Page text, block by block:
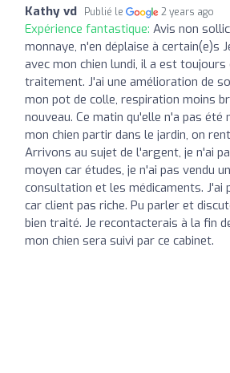
Kathy vd Publié le 2 years ago
Expérience fantastique: Avis non
monnaye, n'en déplaise à certain(e)s
avec mon chien lundi, il a est toujours
traitement. J'ai une amélioration de
mon pot de colle, respiration moins
nouveau. Ce matin qu'elle n'a pas été
mon chien partir dans le jardin, on
Arrivons au sujet de l'argent, je n'ai
moyen car études, je n'ai pas vendu
consultation et les médicaments. J'ai
car client pas riche. Pu parler et
bien traité. Je recontacterais à la fin
mon chien sera suivi par ce cabinet.